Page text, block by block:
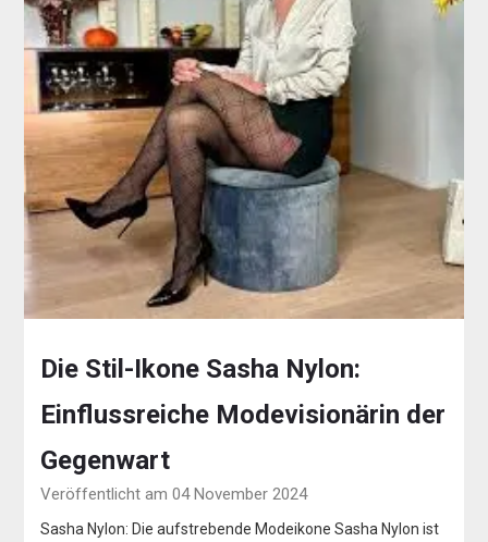
Die Stil-Ikone Sasha Nylon:
Einflussreiche Modevisionärin der
Gegenwart
Veröffentlicht am 04 November 2024
Sasha Nylon: Die aufstrebende Modeikone Sasha Nylon ist